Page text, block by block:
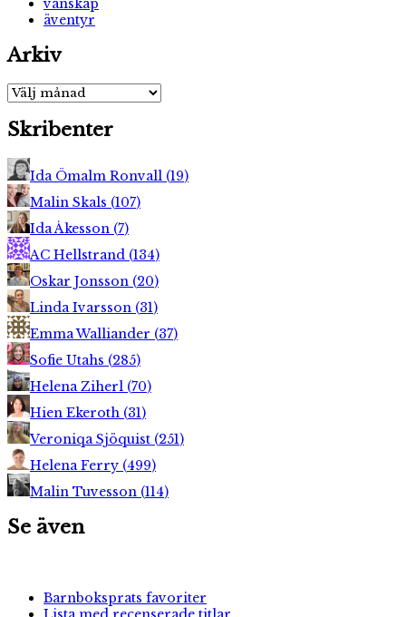
vänskap
äventyr
Arkiv
Arkiv
Skribenter
Ida Ömalm Ronvall (19)
Malin Skals (107)
Ida Åkesson (7)
AC Hellstrand (134)
Oskar Jonsson (20)
Linda Ivarsson (31)
Emma Walliander (37)
Sofie Utahs (285)
Helena Ziherl (70)
Hien Ekeroth (31)
Veroniqa Sjöquist (251)
Helena Ferry (499)
Malin Tuvesson (114)
Se även
Barnboksprats favoriter